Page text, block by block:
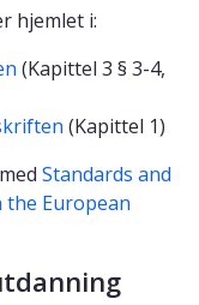
hjemlet i:
(Kapittel 3 § 3-4,
(Kapittel 1)
Standards and
the European